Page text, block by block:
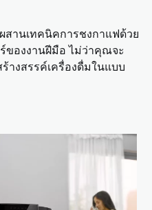
านเทคนิคการชงกาแฟด้วย
ของงานฝีมือ ไม่ว่าคุณจะ
างสรรค์เครื่องดื่มในแบบ